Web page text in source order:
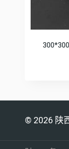
© 2026 陕